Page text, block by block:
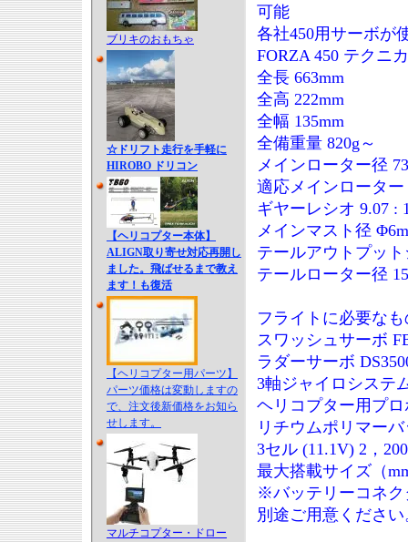
ブリキのおもちゃ
☆ドリフト走行を手軽に
HIROBO ドリコン
【ヘリコプター本体】
ALIGN取り寄せ対応再開し
ました。飛ばせるまで教え
ます！も復活
【ヘリコプター用パーツ】
パーツ価格は変動しますの
で、注文後新価格をお知ら
せします。
マルチコプター・ドロー
可能
各社450用サーボが
FORZA 450 テクニ
全長 663mm
全高 222mm
全幅 135mm
全備重量 820g～
メインローター径
適応メインローター
ギヤーレシオ 9.07 :
メインマスト径
テールアウトプッ
テールローター径
フライトに必要なも
スワッシュサーボ
ラダーサーボ
3軸ジャイロシステ
ヘリコプター用プロ
リチウムポリマー
3セル (11.1V) 2，
最大搭載サイズ（
※バッテリーコネク
別途ご用意ください